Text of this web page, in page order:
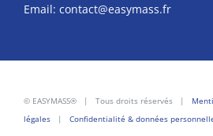
Email: contact@easymass.fr
© EASYMASS® | Tous droits réservés |
légales| Confidentialité & données